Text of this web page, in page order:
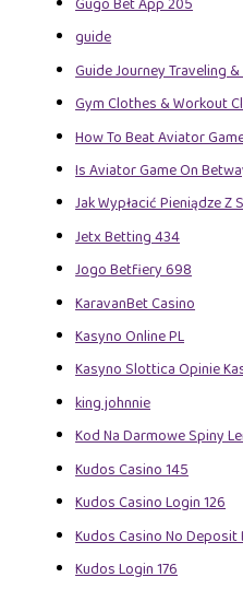
guide
Guide Journey Traveling
Gym Clothes & Workout
How To Beat Aviator
Is Aviator Game On
Jak Wypłacić Pieniądze
Jetx Betting 434
Jogo Betfiery 698
KaravanBet Casino
Kasyno Online PL
Kasyno Slottica Opinie
king johnnie
Kod Na Darmowe Spiny
Kudos Casino 145
Kudos Casino Login 126
Kudos Casino No Deposit
Kudos Login 176